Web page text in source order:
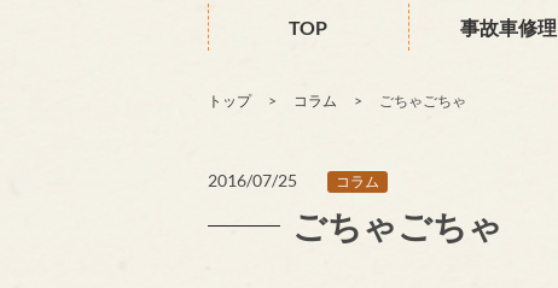
TOP 事故車修理
トップ コラム ごちゃごちゃ
2016/07/25 コラム
ごちゃごちゃ